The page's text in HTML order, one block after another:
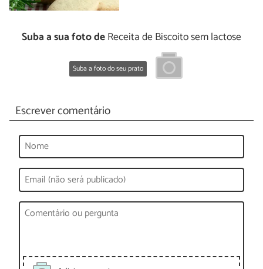
Suba a sua foto deReceita de Biscoito sem lactose
Suba a foto do seu prato
Escrever comentário